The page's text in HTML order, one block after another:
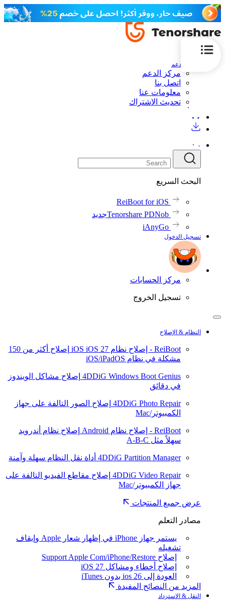
الدعم
مركز الدعم
اتصل بنا
معلومات عنا
تحديث الاشتراك
البحث السريع
ReiBoot for iOS
Tenorshare PDNobجديد
iAnyGo
تسجيل الدخول
مركز الحسابات
تسجيل الخروج
النظام & الإصلاح
ReiBoot - إصلاح نظام iOS iOS 27
إصلاح أكثر من 150
مشكلة في نظام iOS/iPadOS
4DDiG Windows Boot Genius إصلاح مشاكل الويندوز
في دقائق
4DDiG Photo Repair إصلاح الصور التالفة على جهاز
الكمبيوتر/Mac
ReiBoot - إصلاح نظام Android
إصلاح نظام أندرويد
سهلاً مثل A-B-C
4DDiG Partition Manager أداة نقل النظام سهلة وآمنة
4DDiG Video Repair إصلاح مقاطع الفيديو التالفة على
جهاز الكمبيوتر/Mac
عرض جميع المنتجات
مصادر التعلم
يستمر جهاز iPhone في إظهار شعار Apple وإيقاف
تشغيله
إصلاح Support Apple Com/iPhone/Restore
إصلاح أخطاء ومشاكل iOS 27
العودة إلى ios 26 بدون iTunes
المزيد من النصائح المفيدة
النقل & الاسترداد